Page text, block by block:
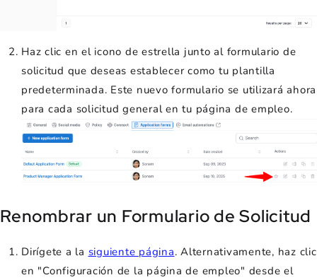
Haz clic en el icono de estrella junto al formulario de
solicitud que deseas establecer como tu plantilla
predeterminada. Este nuevo formulario se utilizará ahora
para cada solicitud general en tu página de empleo.
Renombrar un Formulario de Solicitud
Dirígete a la siguiente página. Alternativamente, haz clic
en "Configuración de la página de empleo" desde el